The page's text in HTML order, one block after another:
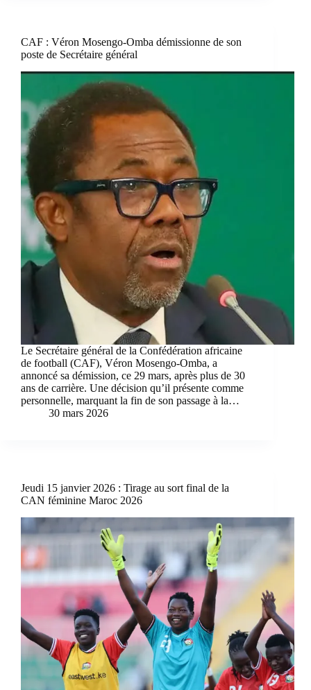
CAF : Véron Mosengo-Omba démissionne de son
poste de Secrétaire général
Le Secrétaire général de la Confédération africaine
de football (CAF), Véron Mosengo-Omba, a
annoncé sa démission, ce 29 mars, après plus de 30
ans de carrière. Une décision qu’il présente comme
personnelle, marquant la fin de son passage à la…
30 mars 2026
Jeudi 15 janvier 2026 : Tirage au sort final de la
CAN féminine Maroc 2026